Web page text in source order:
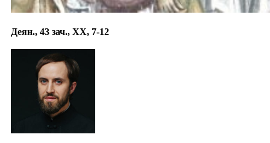
Деян., 43 зач., XX, 7-12